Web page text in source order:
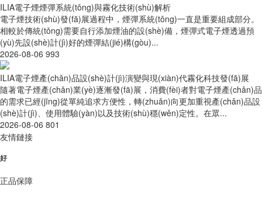
ILIA電子煙煙彈系統(tǒng)與霧化技術(shù)解析
電子煙技術(shù)發(fā)展過程中，煙彈系統(tǒng)一直是重要組成部分。
相較於傳統(tǒng)需要自行添加煙油的設(shè)備，煙彈式電子煙透過預
(yù)先設(shè)計(jì)好的煙彈結(jié)構(gòu)...
2026-08-06 993
ILIA電子煙產(chǎn)品設(shè)計(jì)演變與現(xiàn)代霧化科技發(fā)展
隨著電子煙產(chǎn)業(yè)逐漸發(fā)展，消費(fèi)者對電子煙產(chǎn)品
的需求已經(jīng)從單純追求方便性，轉(zhuǎn)向更加重視產(chǎn)品設
(shè)計(jì)、使用體驗(yàn)以及技術(shù)穩(wěn)定性。在眾...
2026-08-06 801
友情鏈接
好
正品保障